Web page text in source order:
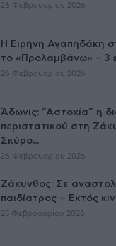
26 Φεβρουαρίου 2026
Η Ειρήνη Αγαπηδάκη
το «Προλαμβάνω» – 3
26 Φεβρουαρίου 2026
Άδωνις: “Αστοχία” η
περιστατικού στη
Σκύρο...
26 Φεβρουαρίου 2026
Ζάκυνθος: Σε
παιδίατρος – Εκτός
25 Φεβρουαρίου 2026